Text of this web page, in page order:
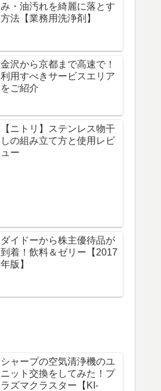
み・油汚れを綺麗に落とす
方法【業務用洗浄剤】
金沢から京都まで高速で！
利用すべきサービスエリア
をご紹介
【ニトリ】ステンレス物干
しの組み立て方と使用レビ
ュー
ダイドーから株主優待品が
到着！飲料＆ゼリー【2017
年版】
シャープの空気清浄機のユ
ニット交換をしてみた！プ
ラズマクラスター【KI-